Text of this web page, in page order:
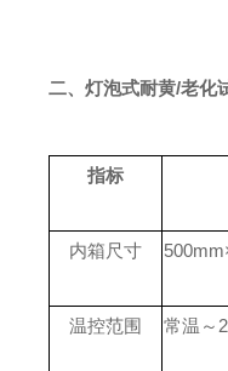
二、灯泡式耐黄/老化
指标
内箱尺寸
温控范围 常温～